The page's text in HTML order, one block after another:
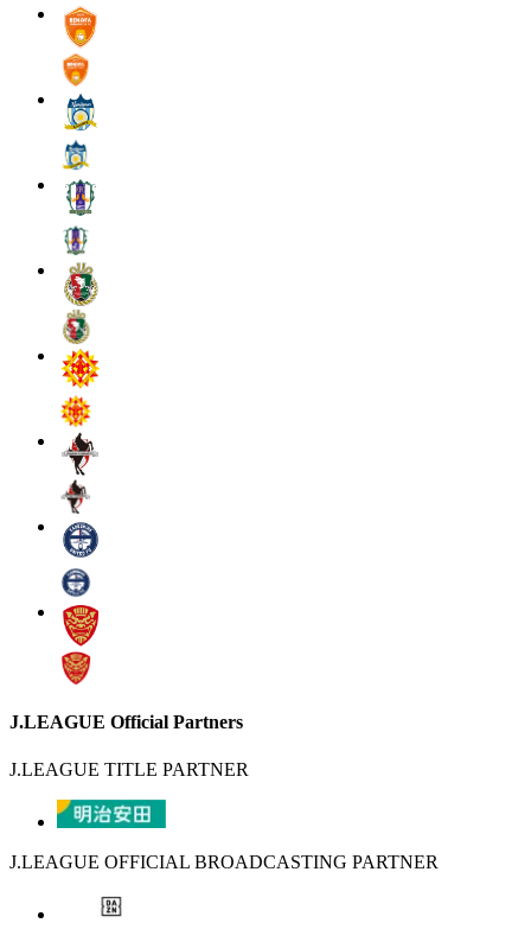
J.LEAGUE Official Partners
J.LEAGUE TITLE PARTNER
J.LEAGUE OFFICIAL BROADCASTING PARTNER